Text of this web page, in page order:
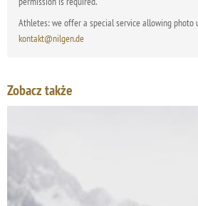
Athletes: we offer a special service allowing photo
kontakt@nilgen.de
Zobacz także